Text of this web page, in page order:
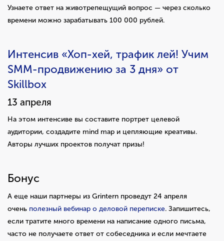
Узнаете ответ на животрепещущий вопрос — через сколько
времени можно зарабатывать 100 000 рублей.
Интенсив «Хоп-хей, трафик лей! Учим
SMM-продвижению за 3 дня» от
Skillbox
13 апреля
На этом интенсиве вы составите портрет целевой
аудитории, создадите mind map и цепляющие креативы.
Авторы лучших проектов получат призы!
Бонус
А еще наши партнеры из Grintern проведут 24 апреля
очень полезный вебинар о деловой переписке. Запишитесь,
если тратите много времени на написание одного письма,
часто не получаете ответ от собеседника и если мечтаете